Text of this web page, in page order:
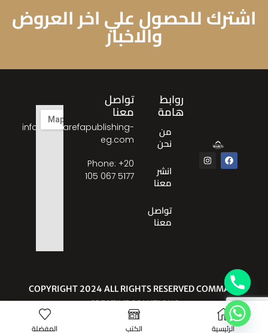
اشترك للحصول علي اخر العروض
والاخبار
روابط
هامة
من
نحن
انشر
معنا
تواصل
معنا
تواصل
معنا
info@almarefapublishing-
eg.com
Phone: ‎+20
105 067 5177
© COPYRIGHT 2024 ALL RIGHTS RESERVED COMMA
CREATIVE SOLUTIONS
الرئيسية الكتب المفضلة